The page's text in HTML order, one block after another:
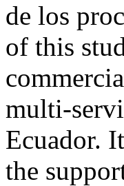
de los
of this
multi-
Ecuador.
the